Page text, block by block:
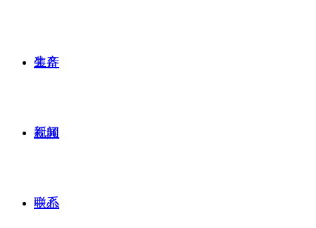
装备
生产
视频
新闻
中心
联系